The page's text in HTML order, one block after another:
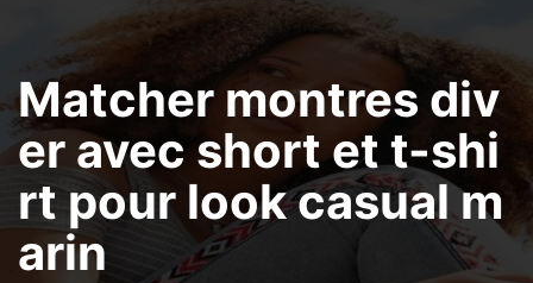
Matcher montres div
er avec short et t-shi
rt pour look casual m
arin